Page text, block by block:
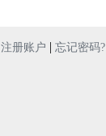
注册账户 | 忘记密码?